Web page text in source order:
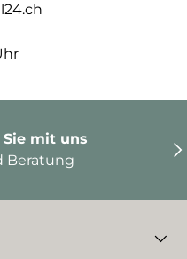
mit uns
Beratung